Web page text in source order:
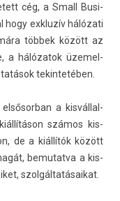
cég, a Small Busi­
hogy ex­kluzív hálózati
többek között az
a hálózatok üzemel­
tekin­tetéb­en.
a kis­vállal­
számos kis­
de a kiállítók között
be­mutat­va a kis­
szol­gáltatásaikat.